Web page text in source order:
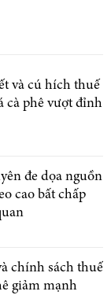
và cú hích thuế
cà phê vượt đỉnh
đe dọa nguồn
cao bất chấp
chính sách thuế
giảm mạnh